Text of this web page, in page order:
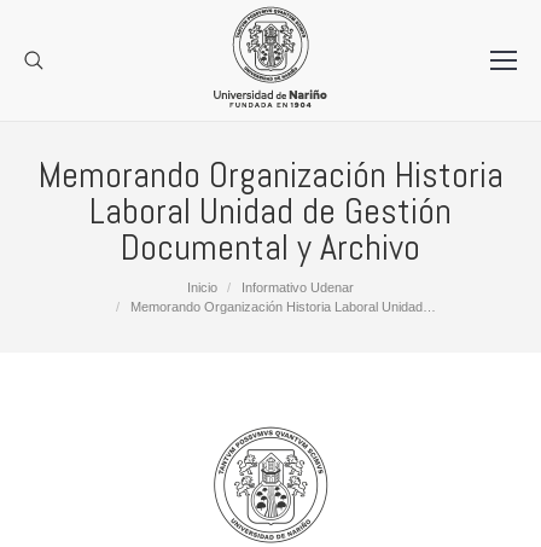
Memorando Organización Historia
Laboral Unidad de Gestión
Documental y Archivo
Inicio
Informativo Udenar
Memorando Organización Historia Laboral Unidad…